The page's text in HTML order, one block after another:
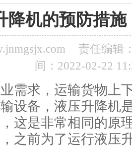
降机的预防措
责任编辑
间：2022-02-22
需求，运输货物上
设备，液压升降机
这是非常相同的原
之前为了运行液压